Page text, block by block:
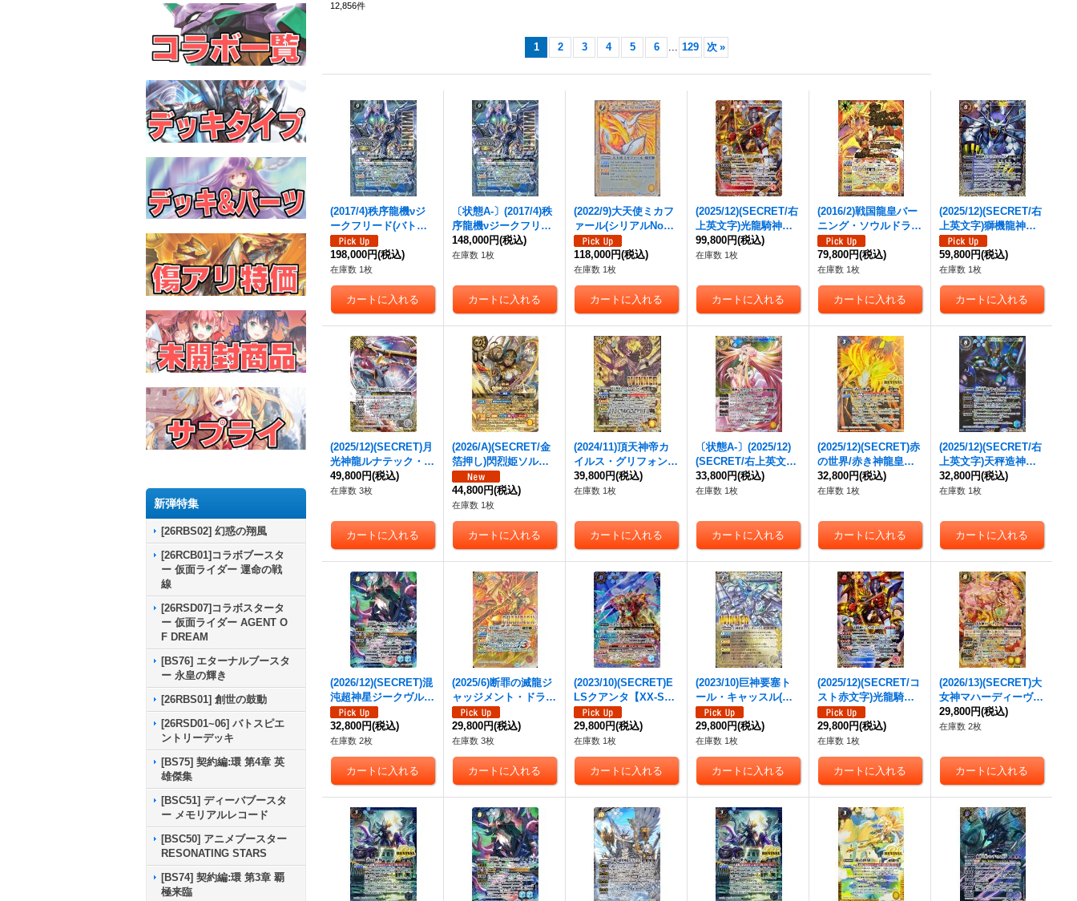
新弾特集
[26RBS02] 幻惑の翔風
[26RCB01]コラボブースタ
ー 仮面ライダー 運命の戦
線
[26RSD07]コラボスタータ
ー 仮面ライダー AGENT O
F DREAM
[BS76] エターナルブースタ
ー 永皇の輝き
[26RBS01] 創世の鼓動
[26RSD01~06] バトスピエ
ントリーデッキ
[BS75] 契約編:環 第4章 英
雄傑集
[BSC51] ディーバブースタ
ー メモリアルレコード
[BSC50] アニメブースター
RESONATING STARS
[BS74] 契約編:環 第3章 覇
極来臨
12,856件
1 2 3 4 5 6 ... 129 次 »
(2017/4)秩序龍機νジ
ークフリード(バトス
ピチャンピオンシップ
2017-煌臨杯-)【X】{S
D39-X01}《白》
198,000円(税込)
在庫数 1枚
〔状態A-〕(2017/4)秩
序龍機νジークフリー
ド(バトスピチャンピ
オンシップ2017-煌臨
《白》
148,000円(税込)
在庫数 1枚
(2022/9)大天使ミカフ
ァール(シリアルNo入
り)【X】{BS02-X08}
《黄》
118,000円(税込)
在庫数 1枚
(2025/12)(SECRET/右
上英文字)光龍騎神サ
ジット・アポロドラゴ
ンXV【XV-SEC】{BS
99,800円(税込)
在庫数 1枚
(2016/2)戦国龍皇バー
ニング・ソウルドラゴ
ン(戦国チャンピオン
シップ決勝大会進出)
【X】{BS34-X01}
《赤》
79,800円(税込)
在庫数 1枚
(2025/12)(SECRET/右
上英文字)獅機龍神ス
トライクヴルム・レオ
XV【XV-SEC】{BSC4
9-XV08}《白》
59,800円(税込)
在庫数 1枚
(2025/12)(SECRET)月
光神龍ルナテック・ス
トライクヴルムXV【X
V-SEC】{BSC50-XV0
49,800円(税込)
在庫数 3枚
(2026/A)(SECRET/金
箔押し)閃烈姫ソルジ
ュレト【X-SEC】{26
RBS02-X14}《黄》
44,800円(税込)
在庫数 1枚
(2024/11)頂天神帝カ
イルス・グリフォン
(WINNER)【X】{BS7
0-X05}《黄》
39,800円(税込)
在庫数 1枚
〔状態A-〕(2025/12)
(SECRET/右上英文字)
戦神乙女ヴィエルジェ
XV【XV-SEC】{BSC4
33,800円(税込)
在庫数 1枚
(2025/12)(SECRET)赤
の世界/赤き神龍皇【C
P-SEC】{BS73-TCP0
1a/BS73-TCP01b}
32,800円(税込)
在庫数 1枚
(2025/12)(SECRET/右
上英文字)天秤造神リ
ブラ・ゴレムXV【XV-
SEC】{BSC49-XV12}
32,800円(税込)
在庫数 1枚
(2026/12)(SECRET)混
沌超神星ジークヴル
ム・オルタ・ノヴァ
【AX-SEC】{BS75-A
X03}《青》
32,800円(税込)
在庫数 2枚
(2025/6)断罪の滅龍ジ
ャッジメント・ドラゴ
ニス(CHAMPION)
【X】{BS24-X01}
《赤》
29,800円(税込)
在庫数 3枚
(2023/10)(SECRET)E
LSクアンタ【XX-SE
C】{CB29-XX01}
《青》
29,800円(税込)
在庫数 1枚
(2023/10)巨神要塞ト
ール・キャッスル(WI
NNER)【X】{BSC42-
X04}《多》
29,800円(税込)
在庫数 1枚
(2025/12)(SECRET/コ
スト赤文字)光龍騎神
サジット・アポロドラ
ゴンXV【XV-SEC】
{BSC49-XV02}《赤》
29,800円(税込)
在庫数 1枚
(2026/13)(SECRET)大
女神マハーディーヴィ
ー【CP-SEC】{BS76-
CP05}《黄》
29,800円(税込)
在庫数 2枚